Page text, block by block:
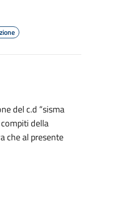
del c.d “sisma
della
che al presente